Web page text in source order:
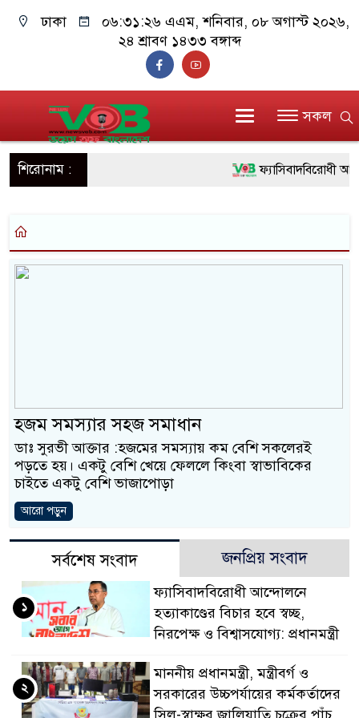
ঢাকা ০৬:৩১:২৬ এএম, শনিবার, ০৮ অগাস্ট ২০২৬,
২৪ শ্রাবণ ১৪৩৩ বঙ্গাব্দ
সকল
শিরোনাম : ফ্যাসিবাদবিরোধী
মিরপুর মডেল থানার
মাদক কারবারি গ্রেফতার
২৮ লাখ টাকার জাল
যেকোনো সময়
নেতৃত্ব ও গণতন্ত্রের
যে ভাবে ডেভিড
‘আজহার খান’
অবৈধ বিদেশি
জড়িত কিশোর গ্যাংয়ের
হজম সমস্যার সহজ সমাধান
ডাঃ সুরভী আক্তার :হজমের সমস্যায় কম বেশি সকলেরই
পড়তে হয়। একটু বেশি খেয়ে ফেললে কিংবা স্বাভাবিকের
চাইতে একটু বেশি ভাজাপোড়া
আরো পড়ুন
সর্বশেষ সংবাদ জনপ্রিয় সংবাদ
ফ্যাসিবাদবিরোধী আন্দোলনে
হত্যাকাণ্ডের বিচার হবে স্বচ্ছ,
নিরপেক্ষ ও বিশ্বাসযোগ্য: প্রধানমন্ত্রী
১
মাননীয় প্রধানমন্ত্রী, মন্ত্রীবর্গ ও
সরকারের উচ্চপর্যায়ের কর্মকর্তাদের
২